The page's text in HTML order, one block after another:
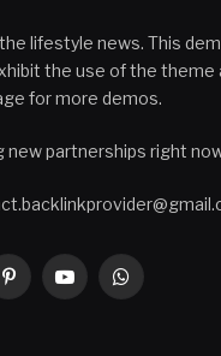
lifestyle news. This
the use of the theme
for more demos.
partnerships right
PinterestYouTubeWhatsApp